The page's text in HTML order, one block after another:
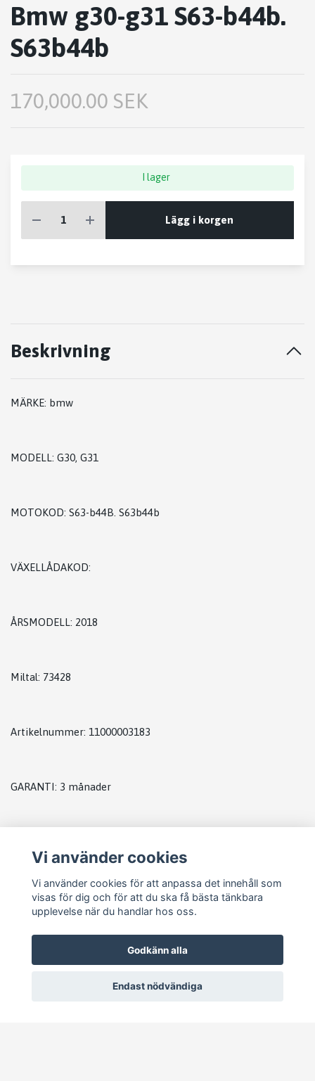
Bmw g30-g31 S63-b44b.
S63b44b
170,000.00 SEK
I lager
Lägg i korgen
Beskrivning
MÄRKE: bmw
MODELL: G30, G31
MOTOKOD: S63-b44B. S63b44b
VÄXELLÅDAKOD:
ÅRSMODELL: 2018
Miltal: 73428
Artikelnummer: 11000003183
GARANTI: 3 månader
Vi använder cookies
Vi använder cookies för att anpassa det innehåll som
visas för dig och för att du ska få bästa tänkbara
upplevelse när du handlar hos oss.
Godkänn alla
Endast nödvändiga